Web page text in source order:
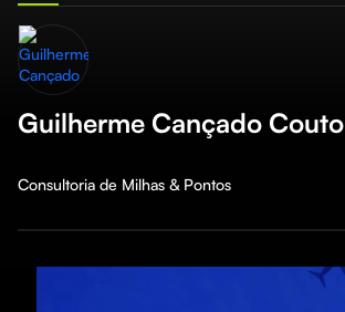
Guilherme Cançado Couto
Consultoria de Milhas & Pontos